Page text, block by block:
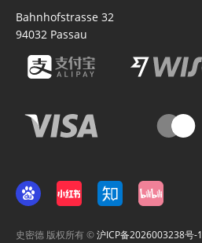
Bahnhofstrasse 32
94032 Passau
史密德 版权所有 ©沪ICP备2026003238号-1